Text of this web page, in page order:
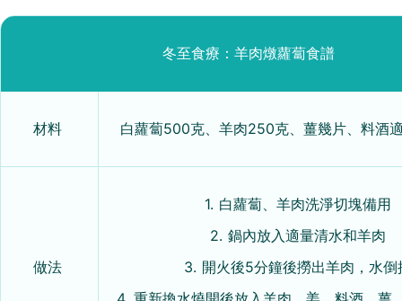
冬至食療： 羊肉燉蘿蔔食譜
材料 白蘿蔔500克、 羊肉250克、 薑幾片、 料酒
做法
1. 白蘿蔔、羊肉洗淨切塊備用
2. 鍋內放入適量清水和羊肉
3. 開火後5分鐘後撈出羊肉，水倒